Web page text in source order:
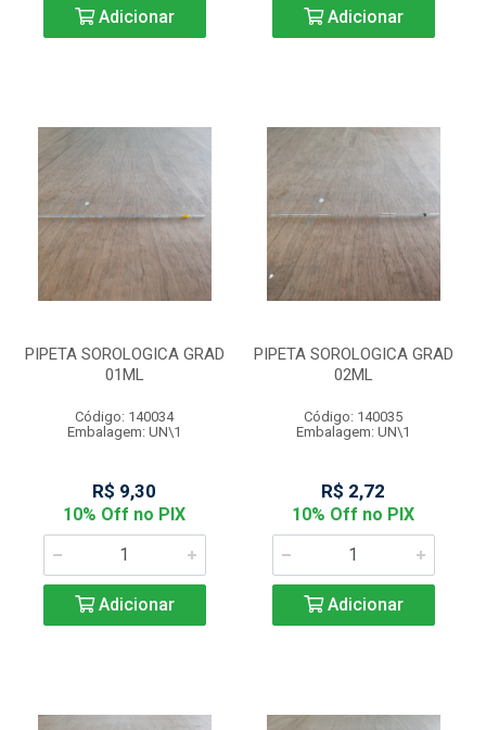
Adicionar Adicionar
PIPETA SOROLOGICA GRAD
01ML
Código: 140034
Embalagem: UN\1
R$ 9,30
10% Off no PIX
Adicionar
PIPETA SOROLOGICA GRAD
02ML
Código: 140035
Embalagem: UN\1
R$ 2,72
10% Off no PIX
Adicionar